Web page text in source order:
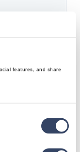
features, and share